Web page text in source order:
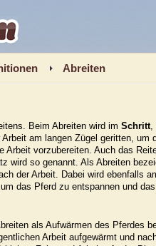
Abreiten
Beim Abreiten wird im Schritt,
am langen Zügel geritten, um
Arbeit vorzubereiten. Auch das
wird so genannt. Als Abreiten
der Arbeit. Dabei wird ebenfalls
das Pferd zu entspannen und
als Aufwärmen des Pferdes
Arbeit aufgewärmt und